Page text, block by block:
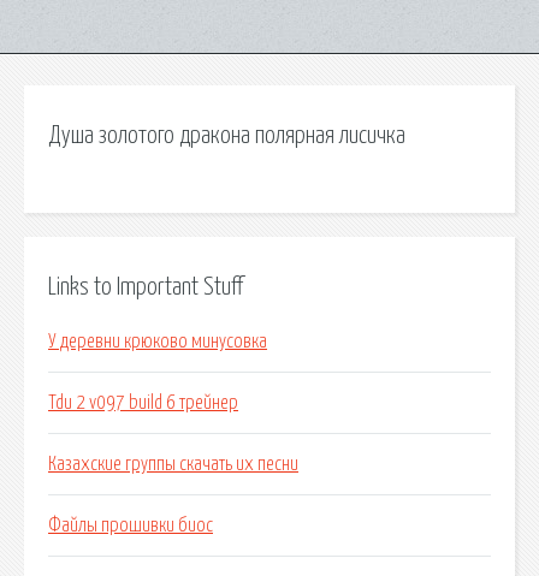
Душа золотого дракона полярная лисичка
Links to Important Stuff
У деревни крюково минусовка
Tdu 2 v097 build 6 трейнер
Казахские группы скачать их песни
Файлы прошивки биос